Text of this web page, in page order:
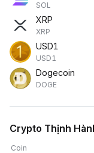
SOL
XRP
XRP
USD1
USD1
Dogecoin
DOGE
Crypto Thịnh
Coin